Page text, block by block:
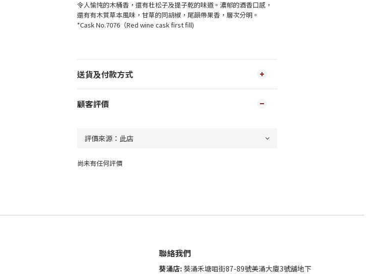
令人愉忳的木桶香，還有杜松子及提子乾的味道。濃郁的酒香口感，
還有有木質草本風味，甘草的同胡椒，尾韻帶果香，層次分明。
*Cask No.7076（Red wine cask first fill)
送貨及付款方式
顧客評價
尚未有任何評價
聯絡我們
葵涌店: 葵涌禾塘咀街87-89號美涌大廈3號舖地下